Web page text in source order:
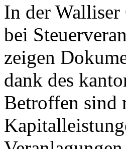
In der Walliser
bei
zeigen
dank des
Betroffen sind